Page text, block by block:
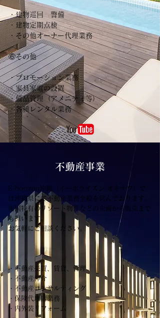
・建物巡回 警備
・建物定期点検
・その他オーナー代理業務
⑥その他
・プロモーション業務
・家具家電の設置
・備品管理（アメニティ等）
・各種レンタル業務
​不動産事業
E-horizon沖縄（イーホライズン オキナワ）で
は沖縄県にて不動産業務全般を営んでおります。
南国特有のリゾート物件などの企画から販売まで
も担います。
お気軽にご相談ください。
・不動産売買、賃貸、管理
・不動産仲介
・不動産コンサルティング
・保険代理店業務
・内外装リフォーム